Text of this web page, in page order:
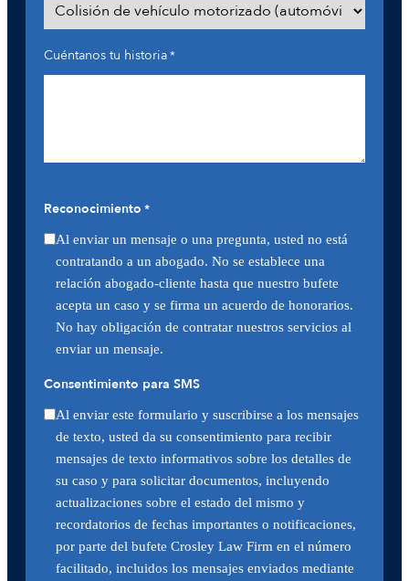
Cuéntanos tu historia*
Reconocimiento *
Al enviar un mensaje o una pregunta, usted no está
contratando a un abogado. No se establece una
relación abogado-cliente hasta que nuestro bufete
acepta un caso y se firma un acuerdo de honorarios.
No hay obligación de contratar nuestros servicios al
enviar un mensaje.
Consentimiento para SMS
Al enviar este formulario y suscribirse a los mensajes
de texto, usted da su consentimiento para recibir
mensajes de texto informativos sobre los detalles de
su caso y para solicitar documentos, incluyendo
actualizaciones sobre el estado del mismo y
recordatorios de fechas importantes o notificaciones,
por parte del bufete Crosley Law Firm en el número
facilitado, incluidos los mensajes enviados mediante